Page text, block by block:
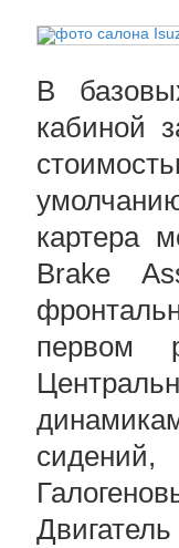
В
кабиной
картера
Brake
первом